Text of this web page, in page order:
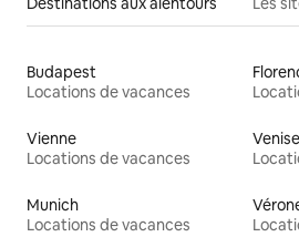
Budapest
Locations de vacances
Vienne
Locations de vacances
Venise
Munich
Locations de vacances